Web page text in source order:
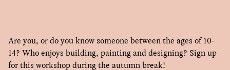
Are you, or do you know someone between the ages of 10-
14? Who enjoys building, painting and designing? Sign up
for this workshop during the autumn break!